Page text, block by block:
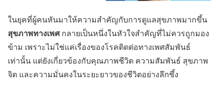
ในยุคที่ผู้คนหันมาให้ความสำคัญกับการดูแลสุขภาพมากขึ้น
สุขภาพทางเพศกลายเป็นหนึ่งในหัวใจสำคัญที่ไม่ควรถูกมอง
ข้าม เพราะไม่ใช่แค่เรื่องของโรคติดต่อทางเพศสัมพันธ์
เท่านั้น แต่ยังเกี่ยวข้องกับคุณภาพชีวิต ความสัมพันธ์ สุขภาพ
จิต และความมั่นคงในระยะยาวของชีวิตอย่างลึกซึ้ง